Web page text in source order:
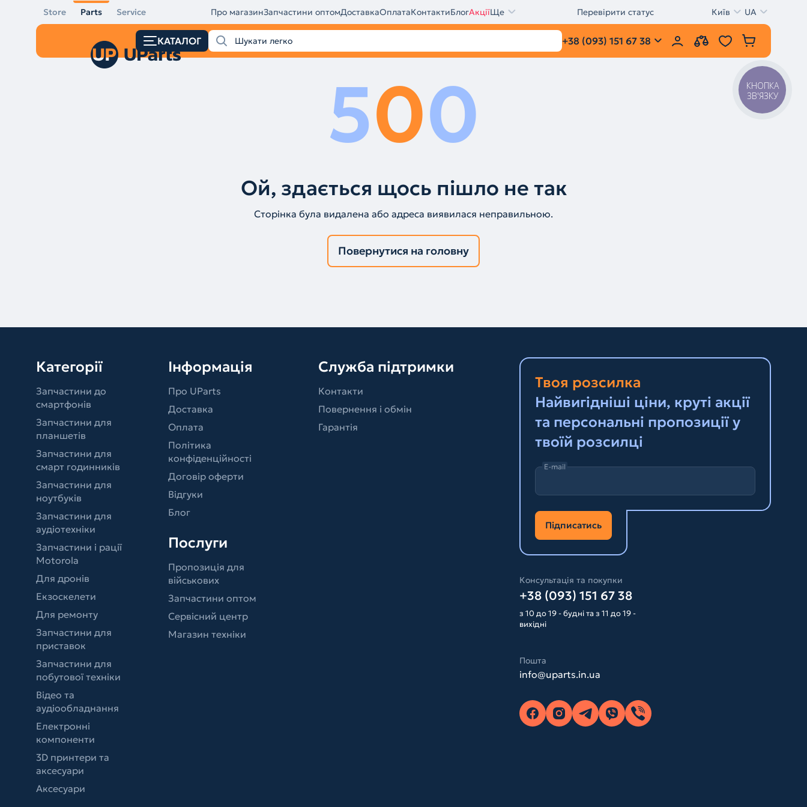
Store Parts Service Про магазинЗапчастини оптомДоставкаОплатаКонтактиБлогАкціїЩе Перевірити статус Київ UA
КАТАЛОГ +38 (093) 151 67 38
500
Ой, здається щось пішло не так
Сторінка була видалена або адреса виявилася неправильною.
Повернутися на головну
Категорії
Запчастини до
смартфонів
Запчастини для
планшетів
Запчастини для
смарт годинників
Запчастини для
ноутбуків
Запчастини для
аудіотехніки
Запчастини і рації
Motorola
Для дронів
Екзоскелети
Для ремонту
Запчастини для
приставок
Запчастини для
побутової техніки
Відео та
аудіообладнання
Електронні
компоненти
3D принтери та
аксесуари
Аксесуари
Інформація
Про UParts
Доставка
Оплата
Політика
конфіденційності
Договір оферти
Відгуки
Блог
Послуги
Пропозиція для
військових
Запчастини оптом
Сервісний центр
Магазин техніки
Служба підтримки
Контакти
Повернення і обмін
Гарантія
Твоя розсилка
Найвигідніші ціни, круті акції
та персональні пропозиції у
твоїй розсилці
E-mail
Підписатись
Консультація та покупки
+38 (093) 151 67 38
з 10 до 19 - будні та з 11 до 19 -
вихідні
Пошта
info@uparts.in.ua
КНОПКА
ЗВ'ЯЗКУ